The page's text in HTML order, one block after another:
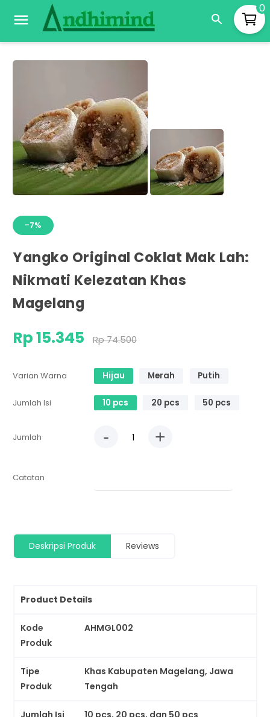
0
-7%
Yangko Original Coklat Mak Lah:
Nikmati Kelezatan Khas
Magelang
Rp 15.345 Rp 74.500
Varian Warna Hijau Merah Putih
Jumlah Isi 10 pcs 20 pcs 50 pcs
Jumlah - +
Catatan
Deskripsi Produk Reviews
Product Details
Kode
Produk
AHMGL002
Tipe
Produk
Khas Kabupaten Magelang, Jawa
Tengah